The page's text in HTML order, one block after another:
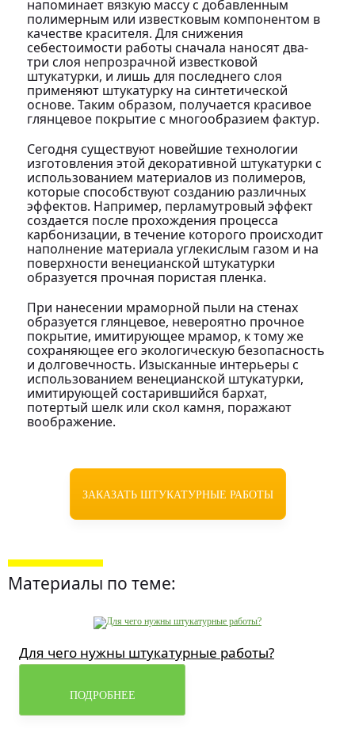
напоминает вязкую массу с добавленным
полимерным или известковым компонентом в
качестве красителя. Для снижения
себестоимости работы сначала наносят два-
три слоя непрозрачной известковой
штукатурки, и лишь для последнего слоя
применяют штукатурку на синтетической
основе. Таким образом, получается красивое
глянцевое покрытие с многообразием фактур.
Сегодня существуют новейшие технологии
изготовления этой декоративной штукатурки с
использованием материалов из полимеров,
которые способствуют созданию различных
эффектов. Например, перламутровый эффект
создается после прохождения процесса
карбонизации, в течение которого происходит
наполнение материала углекислым газом и на
поверхности венецианской штукатурки
образуется прочная пористая пленка.
При нанесении мраморной пыли на стенах
образуется глянцевое, невероятно прочное
покрытие, имитирующее мрамор, к тому же
сохраняющее его экологическую безопасность
и долговечность. Изысканные интерьеры с
использованием венецианской штукатурки,
имитирующей состарившийся бархат,
потертый шелк или скол камня, поражают
воображение.
ЗАКАЗАТЬ ШТУКАТУРНЫЕ РАБОТЫ
Материалы по теме:
Для чего нужны штукатурные работы?
ПОДРОБНЕЕ